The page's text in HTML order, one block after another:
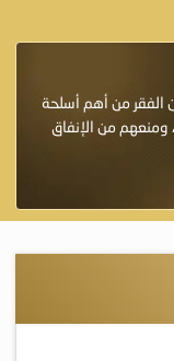
الخوف من الفقر من أهم أسلحة
ومنعهم من الإنفاق